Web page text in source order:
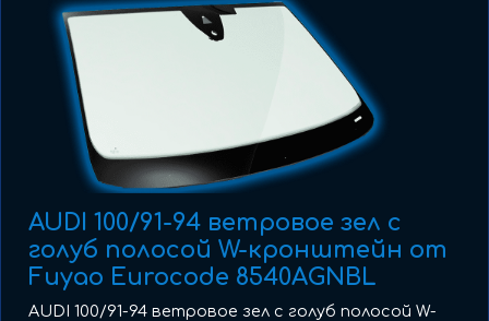
AUDI 100/91-94 ветровое зел с
голуб полосой W-кронштейн от
Fuyao Eurocode 8540AGNBL
AUDI 100/91-94 ветровое зел с голуб полосой W-